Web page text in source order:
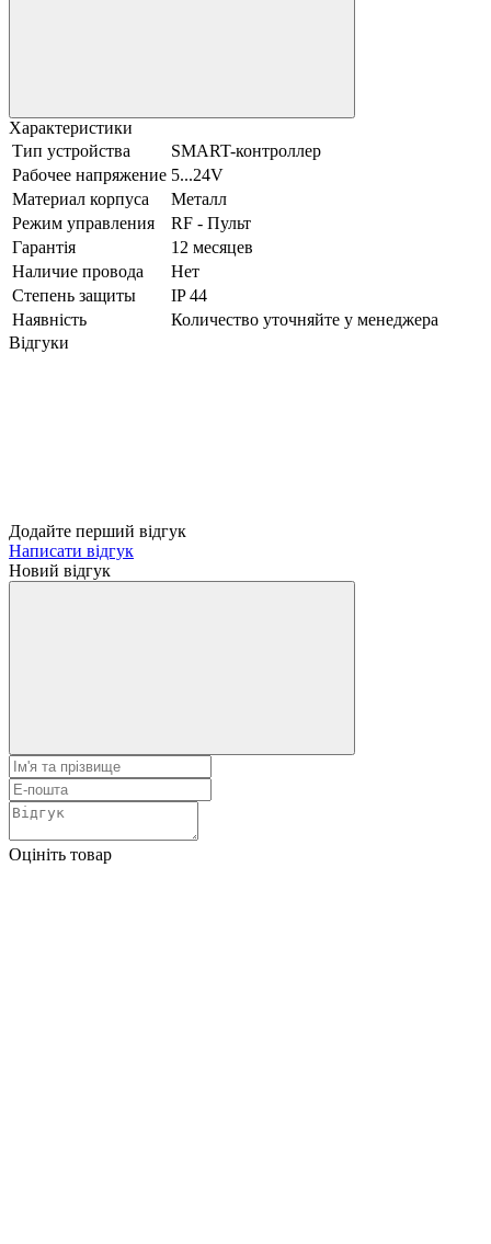
Характеристики
Тип устройства
SMART-контроллер
Рабочее напряжение 5...24V
Материал корпуса
Металл
Режим управления
RF - Пульт
Гарантія
12 месяцев
Наличие провода
Нет
Степень защиты
IP 44
Наявність
Количество уточняйте у менеджера
Відгуки
Додайте перший відгук
Написати відгук
Новий відгук
Оцініть товар